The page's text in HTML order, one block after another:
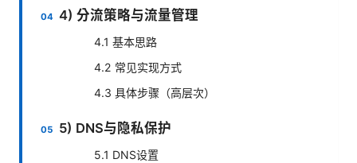
4) 分流策略与流量管理
4.1 基本思路
4.2 常见实现方式
4.3 具体步骤（高层次）
5) DNS与隐私保护
5.1 DNS设置